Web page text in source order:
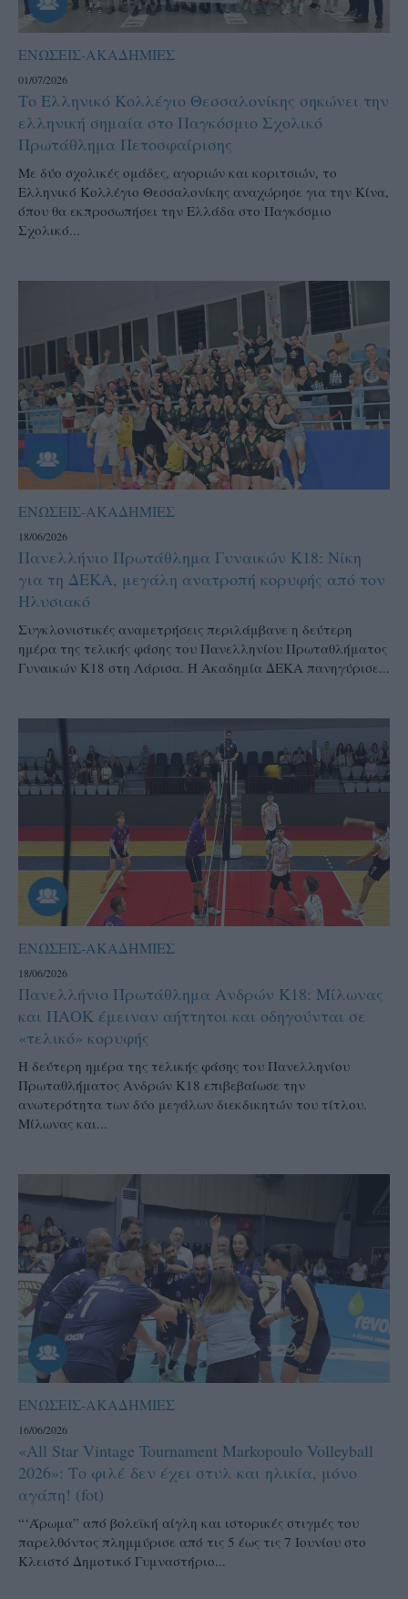
ΕΝΩΣΕΙΣ-ΑΚΑΔΗΜΙΕΣ
01/07/2026
Το Ελληνικό Κολλέγιο Θεσσαλονίκης σηκώνει την
ελληνική σημαία στο Παγκόσμιο Σχολικό
Πρωτάθλημα Πετοσφαίρισης
Με δύο σχολικές ομάδες, αγοριών και κοριτσιών, το
Ελληνικό Κολλέγιο Θεσσαλονίκης αναχώρησε για την Κίνα,
όπου θα εκπροσωπήσει την Ελλάδα στο Παγκόσμιο
Σχολικό...
ΕΝΩΣΕΙΣ-ΑΚΑΔΗΜΙΕΣ
18/06/2026
Πανελλήνιο Πρωτάθλημα Γυναικών Κ18: Νίκη
για τη ΔΕΚΑ, μεγάλη ανατροπή κορυφής από τον
Ηλυσιακό
Συγκλονιστικές αναμετρήσεις περιλάμβανε η δεύτερη
ημέρα της τελικής φάσης του Πανελληνίου Πρωταθλήματος
Γυναικών Κ18 στη Λάρισα. Η Ακαδημία ΔΕΚΑ πανηγύρισε...
ΕΝΩΣΕΙΣ-ΑΚΑΔΗΜΙΕΣ
18/06/2026
Πανελλήνιο Πρωτάθλημα Ανδρών Κ18: Μίλωνας
και ΠΑΟΚ έμειναν αήττητοι και οδηγούνται σε
«τελικό» κορυφής
Η δεύτερη ημέρα της τελικής φάσης του Πανελληνίου
Πρωταθλήματος Ανδρών Κ18 επιβεβαίωσε την
ανωτερότητα των δύο μεγάλων διεκδικητών του τίτλου.
Μίλωνας και...
ΕΝΩΣΕΙΣ-ΑΚΑΔΗΜΙΕΣ
16/06/2026
«All Star Vintage Tournament Markopoulo Volleyball
2026»: Το φιλέ δεν έχει στυλ και ηλικία, μόνο
αγάπη! (fot)
“‘Άρωμα” από βολεϊκή αίγλη και ιστορικές στιγμές του
παρελθόντος πλημμύρισε από τις 5 έως τις 7 Ιουνίου στο
Κλειστό Δημοτικό Γυμναστήριο...